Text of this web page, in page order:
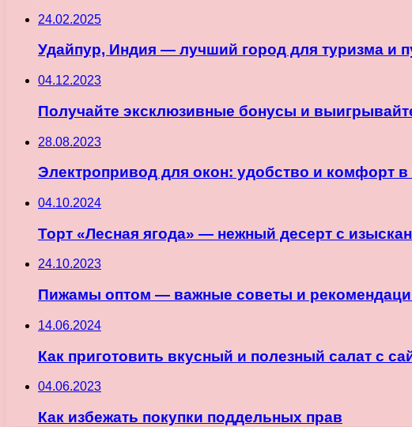
24.02.2025
Удайпур, Индия — лучший город для туризма и
04.12.2023
Получайте эксклюзивные бонусы и
28.08.2023
Электропривод для окон: удобство и комфорт
04.10.2024
Торт «Лесная ягода» — нежный десерт с
24.10.2023
Пижамы оптом — важные советы и
14.06.2024
Как приготовить вкусный и полезный салат с
04.06.2023
Как избежать покупки поддельных прав